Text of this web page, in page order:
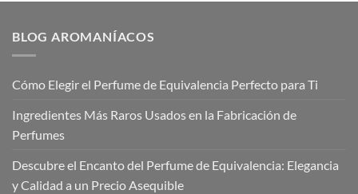
€12,00
BLOG AROMANÍACOS
Cómo Elegir el Perfume de Equivalencia Perfecto para Ti
Ingredientes Más Raros Usados en la Fabricación de
Perfumes
Descubre el Encanto del Perfume de Equivalencia: Elegancia
y Calidad a un Precio Asequible